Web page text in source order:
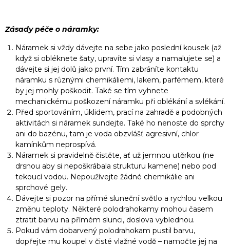
Zásady péče o náramky:
Náramek si vždy dávejte na sebe jako poslední kousek (až
když si obléknete šaty, upravíte si vlasy a namalujete se) a
dávejte si jej dolů jako první. Tím zabráníte kontaktu
náramku s různými chemikáliemi, lakem, parfémem, které
by jej mohly poškodit. Také se tím vyhnete
mechanickému poškození náramku při oblékání a svlékání.
Před sportováním, úklidem, prací na zahradě a podobných
aktivitách si náramek sundejte. Také ho nenoste do sprchy
ani do bazénu, tam je voda obzvlášť agresivní, chlor
kamínkům neprospívá.
Náramek si pravidelně čistěte, ať už jemnou utěrkou (ne
drsnou aby si nepoškrábala strukturu kamene) nebo pod
tekoucí vodou. Nepoužívejte žádné chemikálie ani
sprchové gely.
Dávejte si pozor na přímé sluneční světlo a rychlou velkou
změnu teploty. Některé polodrahokamy mohou časem
ztratit barvu na přímém slunci, doslova vyblednou.
Pokud vám dobarvený polodrahokam pustil barvu,
dopřejte mu koupel v čisté vlažné vodě – namočte jej na